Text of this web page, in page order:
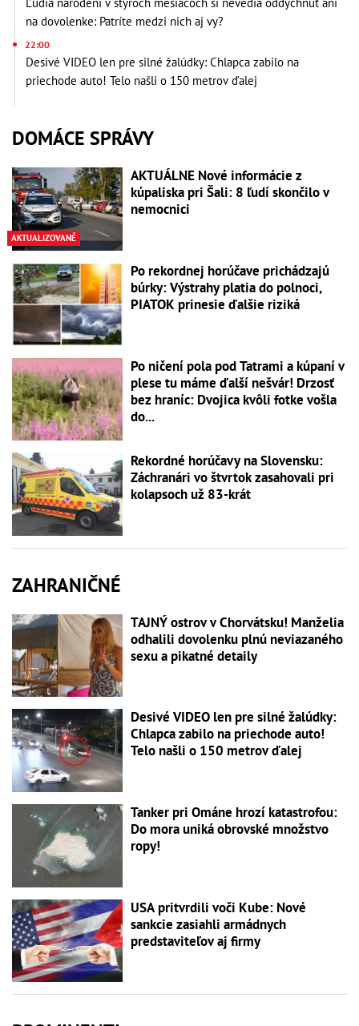
na dovolenke: Patríte medzi nich aj vy?
22:00
Desivé VIDEO len pre silné žalúdky: Chlapca zabilo na
priechode auto! Telo našli o 150 metrov ďalej
DOMÁCE SPRÁVY
AKTUALIZOVANÉ
AKTUÁLNE Nové informácie z
kúpaliska pri Šali: 8 ľudí skončilo v
nemocnici
Po rekordnej horúčave prichádzajú
búrky: Výstrahy platia do polnoci,
PIATOK prinesie ďalšie riziká
Po ničení pola pod Tatrami a kúpaní v
plese tu máme ďalší nešvár! Drzosť
bez hraníc: Dvojica kvôli fotke vošla
do...
Rekordné horúčavy na Slovensku:
Záchranári vo štvrtok zasahovali pri
kolapsoch už 83-krát
ZAHRANIČNÉ
TAJNÝ ostrov v Chorvátsku! Manželia
odhalili dovolenku plnú neviazaného
sexu a pikatné detaily
Desivé VIDEO len pre silné žalúdky:
Chlapca zabilo na priechode auto!
Telo našli o 150 metrov ďalej
Tanker pri Ománe hrozí katastrofou:
Do mora uniká obrovské množstvo
ropy!
USA pritvrdili voči Kube: Nové
sankcie zasiahli armádnych
predstaviteľov aj firmy